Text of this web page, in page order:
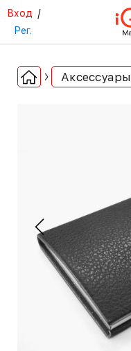
Вход /
Рег.
Аксессуары